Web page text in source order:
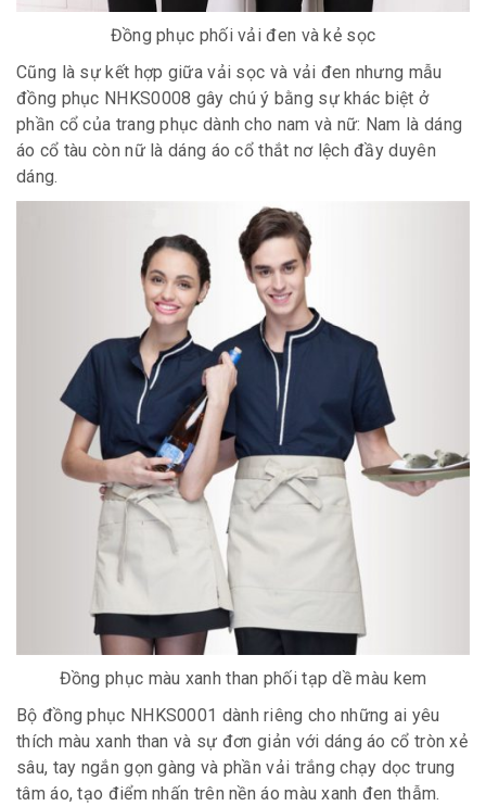
Đồng phục phối vải đen và kẻ sọc
Cũng là sự kết hợp giữa vải sọc và vải đen nhưng mẫu
đồng phục NHKS0008 gây chú ý bằng sự khác biệt ở
phần cổ của trang phục dành cho nam và nữ: Nam là dáng
áo cổ tàu còn nữ là dáng áo cổ thắt nơ lệch đầy duyên
dáng.
Đồng phục màu xanh than phối tạp dề màu kem
Bộ đồng phục NHKS0001 dành riêng cho những ai yêu
thích màu xanh than và sự đơn giản với dáng áo cổ tròn xẻ
sâu, tay ngắn gọn gàng và phần vải trắng chạy dọc trung
tâm áo, tạo điểm nhấn trên nền áo màu xanh đen thẫm.